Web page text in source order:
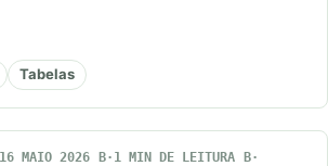
Tabelas
MAIO 2026
1 MIN DE LEITURA